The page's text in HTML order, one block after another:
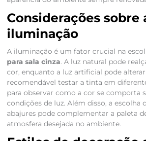
Considerações sobre
iluminação
A iluminação é um fator crucial na
para sala cinza. A luz natural pode
cor, enquanto a luz artificial pode alterar
recomendável testar a tinta em
para observar como a cor se comporta
condições de luz. Além disso, a escolha
abajures pode complementar a paleta
atmosfera desejada no ambiente.